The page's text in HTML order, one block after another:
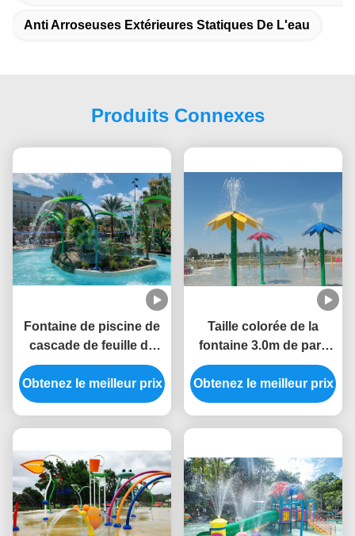
Anti Arroseuses Extérieures Statiques De L'eau
Produits Connexes
Fontaine de piscine de
cascade de feuille de
Trapa de brin solides
solubles 304 pour le
parc d'éclaboussure
Obtenez le meilleur prix
Taille colorée de la
fontaine 3.0m de parc
aquatique de style de
fleur d'Aqua Park Water
Splash Pad
Obtenez le meilleur prix